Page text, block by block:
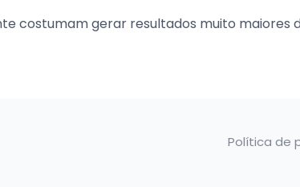
costumam gerar resultados muito maiores
Política de